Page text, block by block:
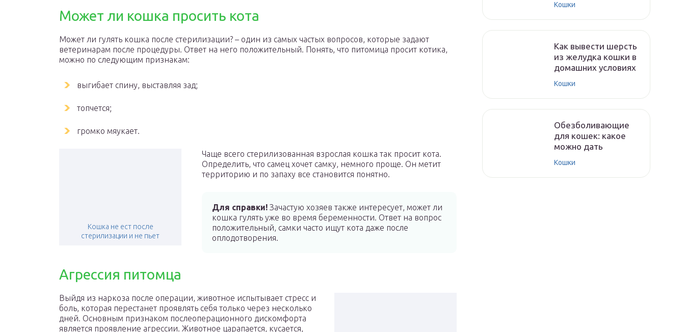
Может ли кошка просить кота
Может ли гулять кошка после стерилизации? – один из самых частых вопросов, которые задают
ветеринарам после процедуры. Ответ на него положительный. Понять, что питомица просит котика,
можно по следующим признакам:
выгибает спину, выставляя зад;
топчется;
громко мяукает.
Кошка не ест после
стерилизации и не пьет
Чаще всего стерилизованная взрослая кошка так просит кота.
Определить, что самец хочет самку, немного проще. Он метит
территорию и по запаху все становится понятно.
Для справки! Зачастую хозяев также интересует, может ли
кошка гулять уже во время беременности. Ответ на вопрос
положительный, самки часто ищут кота даже после
оплодотворения.
Агрессия питомца
Выйдя из наркоза после операции, животное испытывает стресс и
боль, которая перестанет проявлять себя только через несколько
дней. Основным признаком послеоперационного дискомфорта
является проявление агрессии. Животное царапается, кусается,
Кошки
Как вывести шерсть
из желудка кошки в
домашних условиях
Кошки
Обезболивающие
для кошек: какое
можно дать
Кошки